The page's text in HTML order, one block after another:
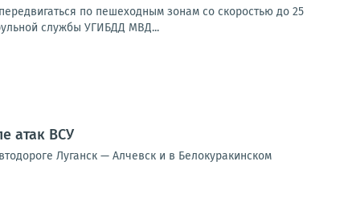
по пешеходным зонам со скоростью до 25
службы УГИБДД МВД...
атак ВСУ
Луганск — Алчевск и в Белокуракинском